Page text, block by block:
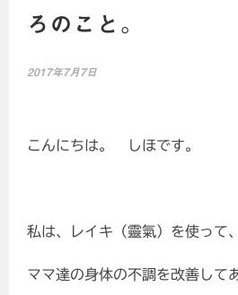
ろのこと。
2017年7月7日
こんにちは。 しほです。
私は、レイキ（靈氣）を使って、
ママ達の身体の不調を改善して